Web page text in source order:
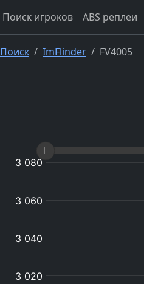
Поиск игроков ABS реплеи
Поиск ImFlinder FV4005